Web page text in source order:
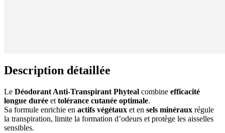
Description détaillée
Le Déodorant Anti-Transpirant Phyteal combine efficacité
longue durée et tolérance cutanée optimale.
Sa formule enrichie en actifs végétaux et en sels minéraux régule
la transpiration, limite la formation d’odeurs et protège les aisselles
sensibles.